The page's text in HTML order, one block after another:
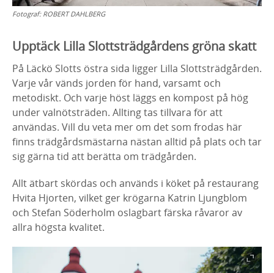
Fotograf: ROBERT DAHLBERG
Upptäck Lilla Slottsträdgårdens gröna skatt
På Läckö Slotts östra sida ligger Lilla Slottsträdgården.
Varje vår vänds jorden för hand, varsamt och
metodiskt. Och varje höst läggs en kompost på hög
under valnötsträden. Allting tas tillvara för att
användas. Vill du veta mer om det som frodas här
finns trädgårdsmästarna nästan alltid på plats och tar
sig gärna tid att berätta om trädgården.
Allt ätbart skördas och används i köket på restaurang
Hvita Hjorten, vilket ger krögarna Katrin Ljungblom
och Stefan Söderholm oslagbart färska råvaror av
allra högsta kvalitet.